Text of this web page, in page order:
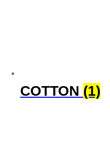
COTTON (1)